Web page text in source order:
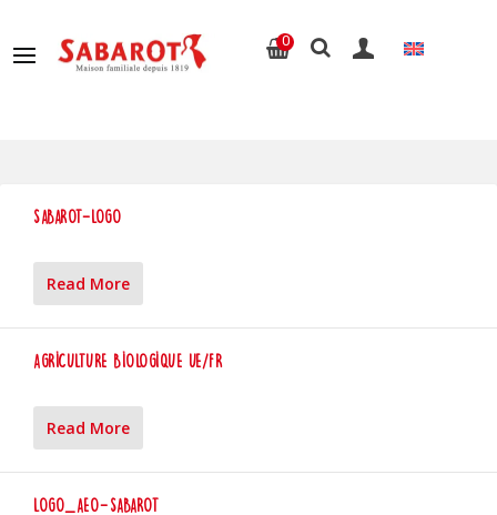
0
Sabarot-logo
Read More
Agriculture Biologique UE/Fr
Read More
Logo_AEO-Sabarot